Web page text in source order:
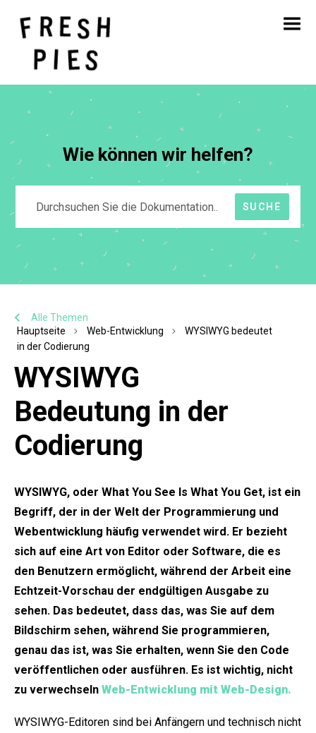
Startseite
Über
Unsere Arbeit
Wie können wir helfen?
SUCHE
Alle Themen
Hauptseite
Web-Entwicklung
WYSIWYG bedeutet
in der Codierung
WYSIWYG
Bedeutung in der
Codierung
WYSIWYG, oder What You See Is What You Get, ist ein
Begriff, der in der Welt der Programmierung und
Webentwicklung häufig verwendet wird. Er bezieht
sich auf eine Art von Editor oder Software, die es
den Benutzern ermöglicht, während der Arbeit eine
Echtzeit-Vorschau der endgültigen Ausgabe zu
sehen. Das bedeutet, dass das, was Sie auf dem
Bildschirm sehen, während Sie programmieren,
genau das ist, was Sie erhalten, wenn Sie den Code
veröffentlichen oder ausführen. Es ist wichtig, nicht
zu verwechseln Web-Entwicklung mit Web-Design.
WYSIWYG-Editoren sind bei Anfängern und technisch nicht